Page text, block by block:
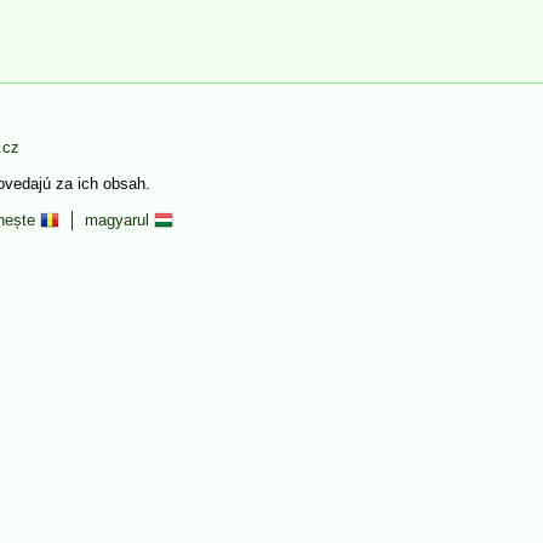
za ich obsah.
magyarul